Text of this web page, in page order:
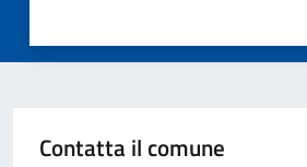
Contatta il comune